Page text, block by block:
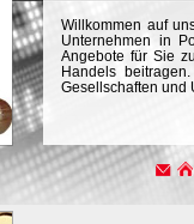
Willkommen auf
Unternehmen in
Angebote für Sie
Handels
Gesellschaften und